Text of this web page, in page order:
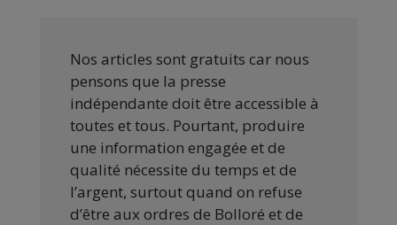
Nos articles sont gratuits car nous
pensons que la presse
indépendante doit être accessible à
toutes et tous. Pourtant, produire
une information engagée et de
qualité nécessite du temps et de
l’argent, surtout quand on refuse
d’être aux ordres de Bolloré et de